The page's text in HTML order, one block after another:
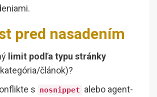
pred nasadením
limit podľa typu stránky
článok)?
s nosnippet alebo agent-